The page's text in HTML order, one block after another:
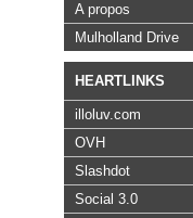
A propos
Mulholland Drive
HEARTLINKS
illoluv.com
OVH
Slashdot
Social 3.0